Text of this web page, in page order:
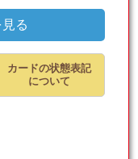
る
カードの状態表記
について